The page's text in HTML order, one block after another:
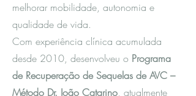
melhorar mobilidade, autonomia e
qualidade de vida.
Com experiência clínica acumulada
desde 2010, desenvolveu o Programa
de Recuperação de Sequelas de AVC –
Método Dr. João Catarino, atualmente